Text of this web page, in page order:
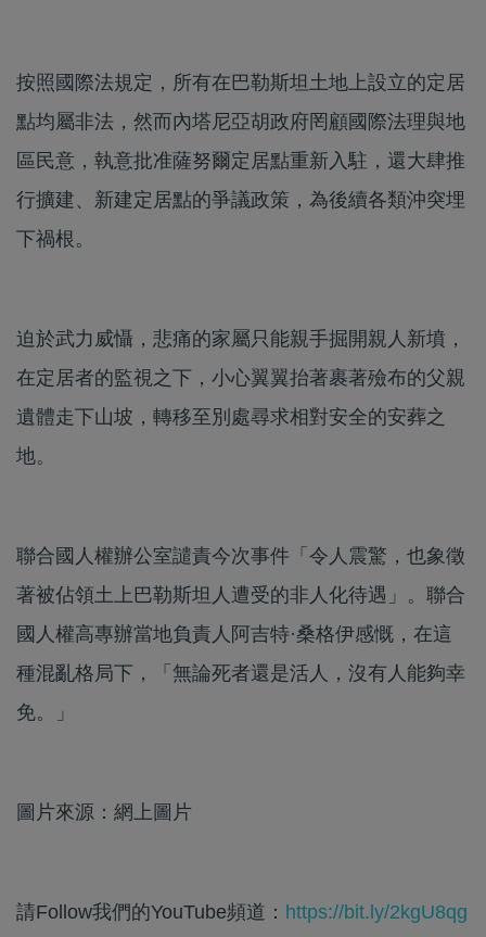
按照國際法規定，所有在巴勒斯坦土地上設立的定居
點均屬非法，然而內塔尼亞胡政府罔顧國際法理與地
區民意，執意批准薩努爾定居點重新入駐，還大肆推
行擴建、新建定居點的爭議政策，為後續各類沖突埋
下禍根。
迫於武力威懾，悲痛的家屬只能親手掘開親人新墳，
在定居者的監視之下，小心翼翼抬著裹著殮布的父親
遺體走下山坡，轉移至別處尋求相對安全的安葬之
地。
聯合國人權辦公室譴責今次事件「令人震驚，也象徵
著被佔領土上巴勒斯坦人遭受的非人化待遇」。聯合
國人權高專辦當地負責人阿吉特·桑格伊感慨，在這
種混亂格局下，「無論死者還是活人，沒有人能夠幸
免。」
圖片來源：網上圖片
請Follow我們的YouTube頻道： https://bit.ly/2kgU8qg